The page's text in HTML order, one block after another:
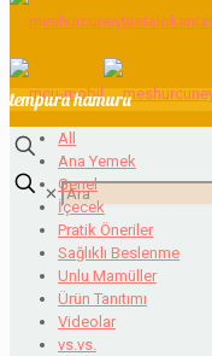
✕
tempura hamuru
All
Ana Yemek
Genel
İçecek
Pratik Öneriler
Sağlıklı Beslenme
Unlu Mamüller
Ürün Tanıtımı
Videolar
vs.vs.